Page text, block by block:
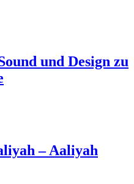
und Design zu
– Aaliyah